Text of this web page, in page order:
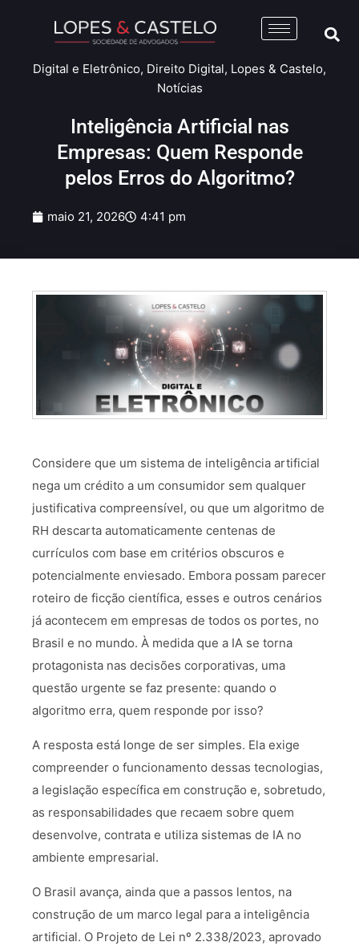
Digital e Eletrônico, Direito Digital, Lopes & Castelo,
Notícias
Inteligência Artificial nas
Empresas: Quem Responde
pelos Erros do Algoritmo?
maio 21, 2026 4:41 pm
Considere que um sistema de inteligência artificial
nega um crédito a um consumidor sem qualquer
justificativa compreensível, ou que um algoritmo de
RH descarta automaticamente centenas de
currículos com base em critérios obscuros e
potencialmente enviesado. Embora possam parecer
roteiro de ficção científica, esses e outros cenários
já acontecem em empresas de todos os portes, no
Brasil e no mundo. À medida que a IA se torna
protagonista nas decisões corporativas, uma
questão urgente se faz presente: quando o
algoritmo erra, quem responde por isso?
A resposta está longe de ser simples. Ela exige
compreender o funcionamento dessas tecnologias,
a legislação específica em construção e, sobretudo,
as responsabilidades que recaem sobre quem
desenvolve, contrata e utiliza sistemas de IA no
ambiente empresarial.
O Brasil avança, ainda que a passos lentos, na
construção de um marco legal para a inteligência
artificial. O Projeto de Lei nº 2.338/2023, aprovado